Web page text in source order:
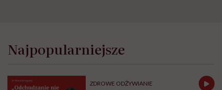
Najpopularniejsze
ZDROWE ODŻYWIANIE